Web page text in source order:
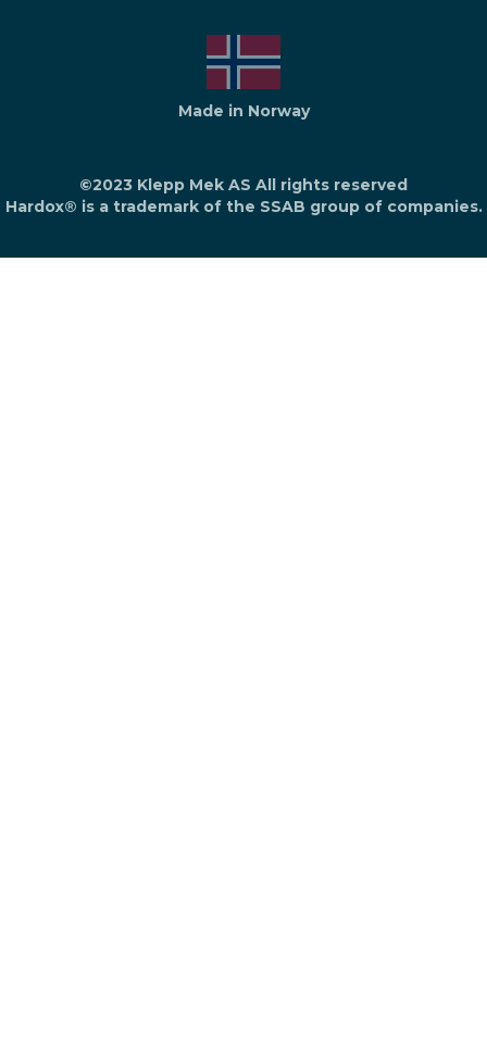
Made in Norway
©2023 Klepp Mek AS All rights reserved
Hardox® is a trademark of the SSAB group of companies.